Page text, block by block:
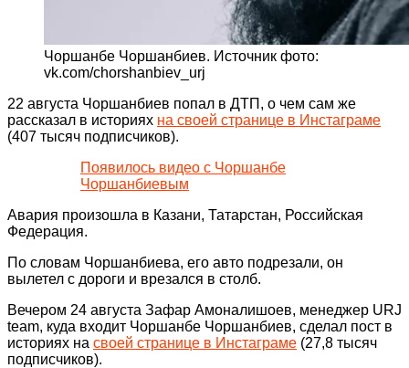
Чоршанбе Чоршанбиев. Источник фото:
vk.com/chorshanbiev_urj
22 августа Чоршанбиев попал в ДТП, о чем сам же
рассказал в историях на своей странице в Инстаграме
(407 тысяч подписчиков).
Появилось видео с Чоршанбе
Чоршанбиевым
Авария произошла в Казани, Татарстан, Российская
Федерация.
По словам Чоршанбиева, его авто подрезали, он
вылетел с дороги и врезался в столб.
Вечером 24 августа Зафар Амоналишоев, менеджер URJ
team, куда входит Чоршанбе Чоршанбиев, сделал пост в
историях на своей странице в Инстаграме (27,8 тысяч
подписчиков).